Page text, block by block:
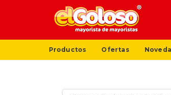
Productos Ofertas